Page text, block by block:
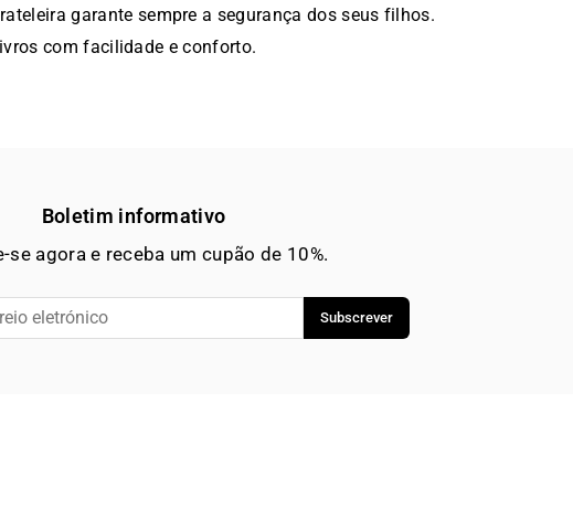
garante sempre a segurança dos seus filhos.
com facilidade e conforto.
Boletim informativo
se agora e receba um cupão de 10%.
Subscrever